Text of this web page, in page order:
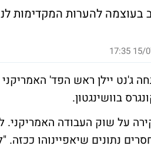
בעוצמה להערות המקדימות
15/
17:15 פתחה ג'נט יילן ראש הפד'
בוושינגטון.
על שוק העבודה
נתונים שיאפיינוהו